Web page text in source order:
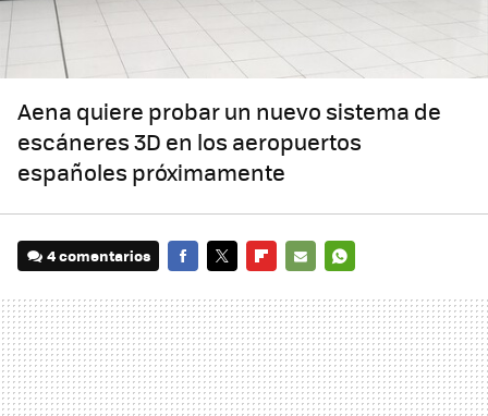
Aena quiere probar un nuevo sistema de
escáneres 3D en los aeropuertos
españoles próximamente
4 comentarios
MAIL